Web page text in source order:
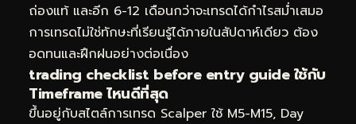
ถ่องแท้ และอีก 6-12 เดือนกว่าจะเทรดได้กำไรสม่ำเสมอ
การเทรดไม่ใช่ทักษะที่เรียนรู้ได้ภายในสัปดาห์เดียว ต้อง
อดทนและฝึกฝนอย่างต่อเนื่อง
trading checklist before entry guide ใช้กับ
Timeframe ไหนดีที่สุด
ขึ้นอยู่กับสไตล์การเทรด Scalper ใช้ M5-M15, Day